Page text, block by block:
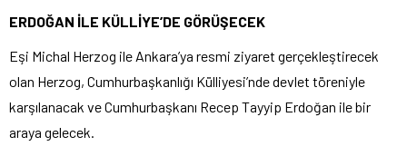
ERDOĞAN İLE KÜLLİYE’DE GÖRÜŞECEK
Eşi Michal Herzog ile Ankara’ya resmi ziyaret gerçekleştirecek
olan Herzog, Cumhurbaşkanlığı Külliyesi’nde devlet töreniyle
karşılanacak ve Cumhurbaşkanı Recep Tayyip Erdoğan ile bir
araya gelecek.